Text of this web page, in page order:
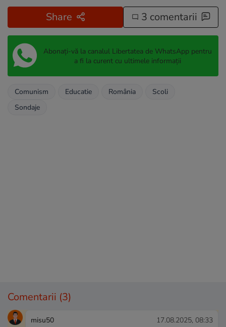
Share 3 comentarii
Abonați-vă la canalul Libertatea de WhatsApp pentru
a fi la curent cu ultimele informații
Comunism Educatie România
Scoli
Sondaje
Comentarii (3)
misu50 17.08.2025, 08:33